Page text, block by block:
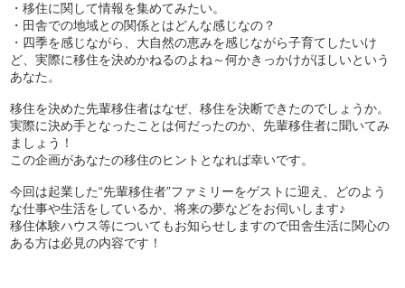
・移住に関して情報を集めてみたい。
・田舎での地域との関係とはどんな感じなの？
・四季を感じながら、大自然の恵みを感じながら子育てしたいけ
ど、実際に移住を決めかねるのよね～何かきっかけがほしいという
あなた。
移住を決めた先輩移住者はなぜ、移住を決断できたのでしょうか。
実際に決め手となったことは何だったのか、先輩移住者に聞いてみ
ましょう！
この企画があなたの移住のヒントとなれば幸いです。
今回は起業した“先輩移住者”ファミリーをゲストに迎え、どのよう
な仕事や生活をしているか、将来の夢などをお伺いします♪
移住体験ハウス等についてもお知らせしますので田舎生活に関心の
ある方は必見の内容です！